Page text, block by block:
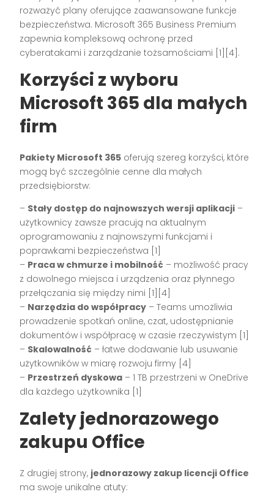
rozważyć plany oferujące zaawansowane funkcje
bezpieczeństwa. Microsoft 365 Business Premium
zapewnia kompleksową ochronę przed
cyberatakami i zarządzanie tożsamościami [1][4].
Korzyści z wyboru
Microsoft 365 dla małych
firm
Pakiety Microsoft 365 oferują szereg korzyści, które
mogą być szczególnie cenne dla małych
przedsiębiorstw:
– Stały dostęp do najnowszych wersji aplikacji –
użytkownicy zawsze pracują na aktualnym
oprogramowaniu z najnowszymi funkcjami i
poprawkami bezpieczeństwa [1]
– Praca w chmurze i mobilność – możliwość pracy
z dowolnego miejsca i urządzenia oraz płynnego
przełączania się między nimi [1][4]
– Narzędzia do współpracy – Teams umożliwia
prowadzenie spotkań online, czat, udostępnianie
dokumentów i współpracę w czasie rzeczywistym [1]
– Skalowalność – łatwe dodawanie lub usuwanie
użytkowników w miarę rozwoju firmy [4]
– Przestrzeń dyskowa – 1 TB przestrzeni w OneDrive
dla każdego użytkownika [1]
Zalety jednorazowego
zakupu Office
Z drugiej strony, jednorazowy zakup licencji Office
ma swoje unikalne atuty: